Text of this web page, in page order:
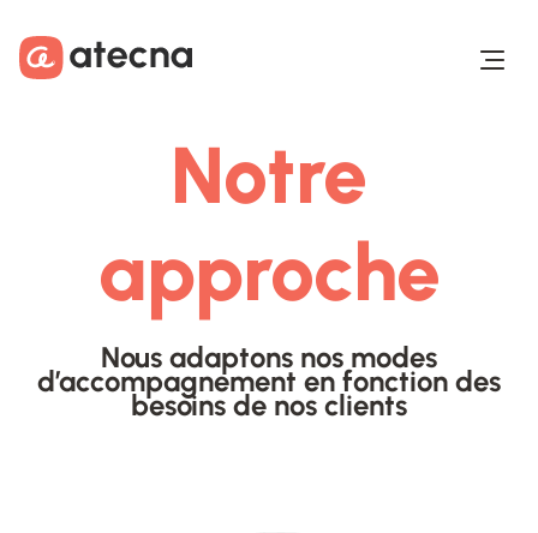
Notre
approche
Nous adaptons nos modes
d’accompagnement en fonction des
besoins de nos clients